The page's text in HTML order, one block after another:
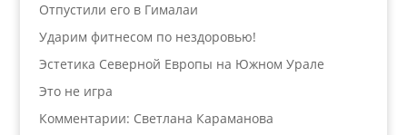
Отпустили его в Гималаи
Ударим фитнесом по нездоровью!
Эстетика Северной Европы на Южном Урале
Это не игра
Комментарии: Светлана Караманова